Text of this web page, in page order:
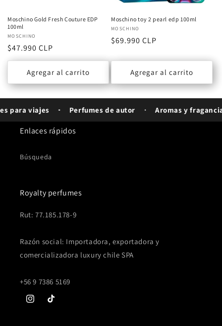
Moschino Gold Fresh Couture EDP
100ml
Proveedor:
MOSCHINO
Precio
habitual
$47.990 CLP
Agregar al carrito
Moschino toy 2 pearl edp 100ml
Proveedor:
MOSCHINO
Precio
$69.990 CLP
Agregar al carrito
viajes Perfumes de autor Aromas y fragancias
Enlaces rápidos
Búsqueda
Royalty perfumes
Rut: 77.185.178-9
Razón social: Importadora, exportadora y
comercializadora luxury chile SPA
+56 9 7386 5169
InstagramTikTok